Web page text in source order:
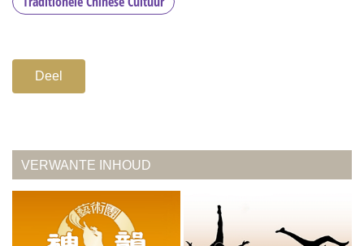
Deel
VERWANTE INHOUD